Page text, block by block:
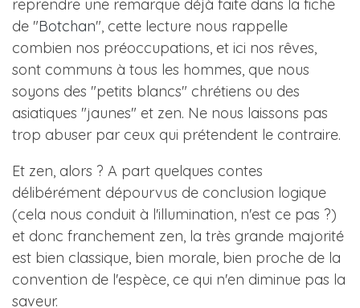
reprendre une remarque déjà faite dans la fiche
de "Botchan", cette lecture nous rappelle
combien nos préoccupations, et ici nos rêves,
sont communs à tous les hommes, que nous
soyons des "petits blancs" chrétiens ou des
asiatiques "jaunes" et zen. Ne nous laissons pas
trop abuser par ceux qui prétendent le contraire.
Et zen, alors ? A part quelques contes
délibérément dépourvus de conclusion logique
(cela nous conduit à l'illumination, n'est ce pas ?)
et donc franchement zen, la très grande majorité
est bien classique, bien morale, bien proche de la
convention de l'espèce, ce qui n'en diminue pas la
saveur.